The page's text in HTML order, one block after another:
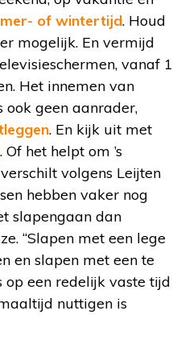
of wintertijd. Houd
mogelijk. En vermijd
vanaf 1
Het innemen van
geen aanrader,
. En kijk uit met
. Of het helpt om ’s
volgens Leijten
hebben vaker nog
slapengaan dan
“Slapen met een lege
en slapen met een te
op een redelijk vaste tijd
nuttigen is